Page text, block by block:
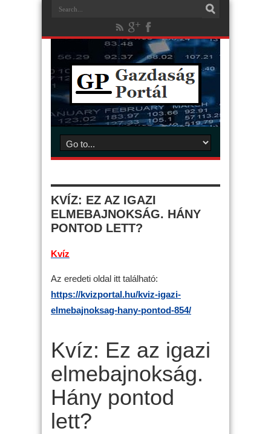
KVÍZ: EZ AZ IGAZI
ELMEBAJNOKSÁG. HÁNY
PONTOD LETT?
Kvíz
Az eredeti oldal itt található:
https://kvizportal.hu/kviz-igazi-
elmebajnoksag-hany-pontod-854/
Kvíz: Ez az igazi
elmebajnokság.
Hány pontod
lett?